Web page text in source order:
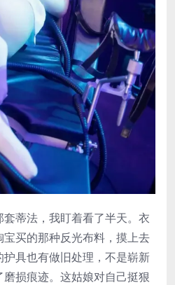
蒂法，我盯着看了半天。衣
买的那种反光布料，摸上去
具也有做旧处理，不是崭新
损痕迹。这姑娘对自己挺狠